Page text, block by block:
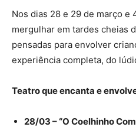
Nos dias 28 e 29 de março
mergulhar em tardes cheias
pensadas para envolver
experiência completa, do
Teatro que encanta e
28/03 – “O Coelhinho